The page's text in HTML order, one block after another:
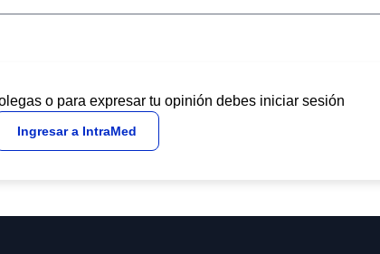
o para expresar tu opinión debes iniciar sesión
Ingresar a IntraMed